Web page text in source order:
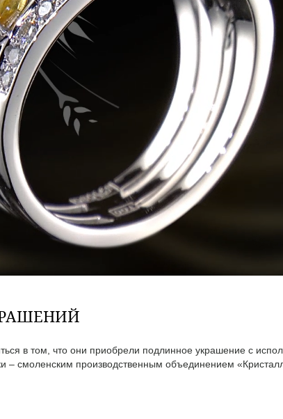
в том, что они приобрели подлинное украшение с
смоленским производственным объединением